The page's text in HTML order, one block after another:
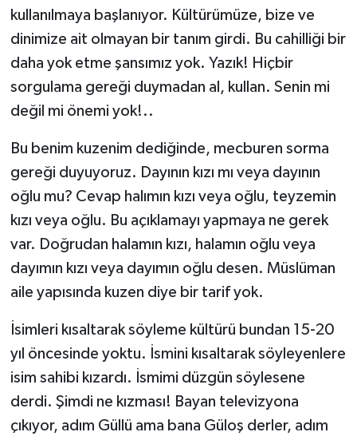
kullanılmaya başlanıyor. Kültürümüze, bize ve
dinimize ait olmayan bir tanım girdi. Bu cahilliği bir
daha yok etme şansımız yok. Yazık! Hiçbir
sorgulama gereği duymadan al, kullan. Senin mi
değil mi önemi yok!..
Bu benim kuzenim dediğinde, mecburen sorma
gereği duyuyoruz. Dayının kızı mı veya dayının
oğlu mu? Cevap halımın kızı veya oğlu, teyzemin
kızı veya oğlu. Bu açıklamayı yapmaya ne gerek
var. Doğrudan halamın kızı, halamın oğlu veya
dayımın kızı veya dayımın oğlu desen. Müslüman
aile yapısında kuzen diye bir tarif yok.
İsimleri kısaltarak söyleme kültürü bundan 15-20
yıl öncesinde yoktu. İsmini kısaltarak söyleyenlere
isim sahibi kızardı. İsmimi düzgün söylesene
derdi. Şimdi ne kızması! Bayan televizyona
çıkıyor, adım Güllü ama bana Güloş derler, adım